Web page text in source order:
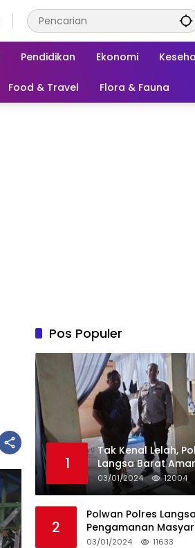
Pendidikan Ekonomi
Food & Travel Flora & Fauna
Pos Populer
1
Tak Kenal Lelah,
Langsa Barat
Rekapitulasi
Kecamatan Baro
03/01/2024 12004
2
Polwan Polres
Pengamanan
Jumat
03/01/2024 11633